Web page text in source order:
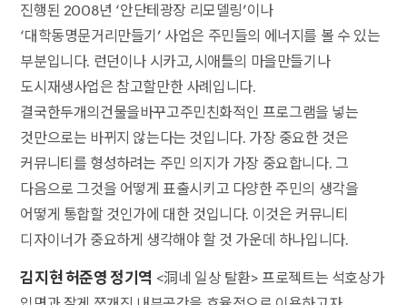
진행된 2008년 ‘안단테광장 리모델링’이나
‘대학동명문거리만들기’ 사업은 주민들의 에너지를 볼 수 있는
부분입니다. 런던이나 시카고, 시애틀의 마을만들기나
도시재생사업은 참고할만한 사례입니다.
결국한두개의건물을바꾸고주민친화적인 프로그램을 넣는
것만으로는 바뀌지 않는다는 것입니다. 가장 중요한 것은
커뮤니티를 형성하려는 주민 의지가 가장 중요합니다. 그
다음으로 그것을 어떻게 표출시키고 다양한 주민의 생각을
어떻게 통합할 것인가에 대한 것입니다. 이것은 커뮤니티
디자이너가 중요하게 생각해야 할 것 가운데 하나입니다.
김지현 허준영 정기역 <洞네 일상 탈환> 프로젝트는 석호상가